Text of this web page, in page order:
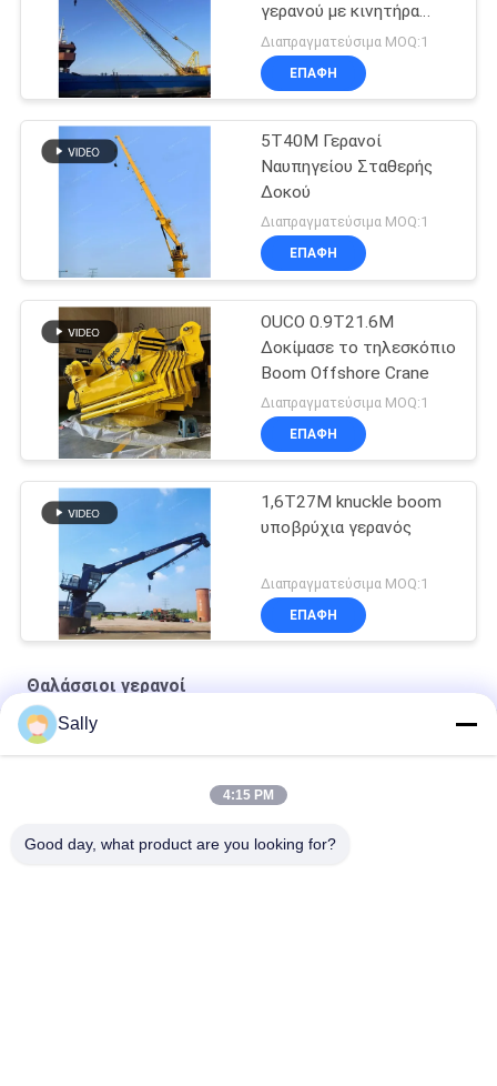
γερανού με κινητήρα
ντίζελ
Διαπραγματεύσιμα MOQ:1
ΕΠΑΦΉ
5T40M Γερανοί
Ναυπηγείου Σταθερής
Δοκού
Διαπραγματεύσιμα MOQ:1
ΕΠΑΦΉ
OUCO 0.9T21.6M
Δοκίμασε το τηλεσκόπιο
Boom Offshore Crane
Διαπραγματεύσιμα MOQ:1
ΕΠΑΦΉ
1,6T27M knuckle boom
υποβρύχια γερανός
Διαπραγματεύσιμα MOQ:1
ΕΠΑΦΉ
Θαλάσσιοι γερανοί
Ναυτικό συρματόσχοινο Premium OUCO
Sally
4:15 PM
Good day, what product are you looking for?